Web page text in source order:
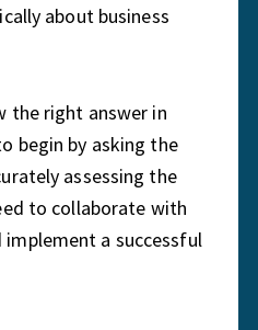
about business
the right answer in
begin by asking the
assessing the
to collaborate with
a successful